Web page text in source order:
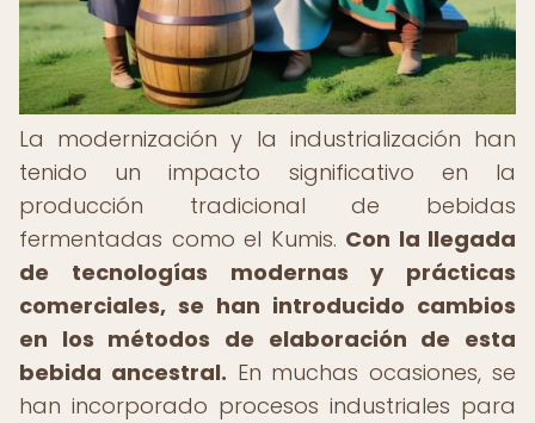
La modernización y la industrialización han
tenido un impacto significativo en la
producción tradicional de bebidas
fermentadas como el Kumis. Con la llegada
de tecnologías modernas y prácticas
comerciales, se han introducido cambios
en los métodos de elaboración de esta
bebida ancestral. En muchas ocasiones, se
han incorporado procesos industriales para